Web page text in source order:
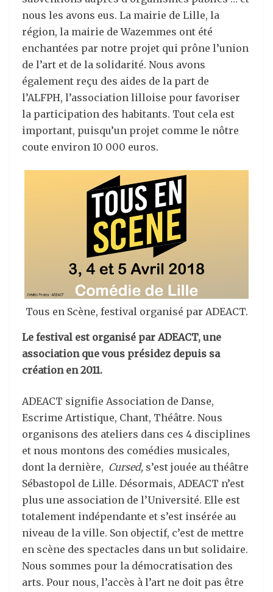
nous les avons eus. La mairie de Lille, la
région, la mairie de Wazemmes ont été
enchantées par notre projet qui prône l’union
de l’art et de la solidarité. Nous avons
également reçu des aides de la part de
l’ALFPH, l’association lilloise pour favoriser
la participation des habitants. Tout cela est
important, puisqu’un projet comme le nôtre
coute environ 10 000 euros.
Tous en Scène, festival organisé par ADEACT.
Le festival est organisé par ADEACT, une
association que vous présidez depuis sa
création en 2011.
ADEACT signifie Association de Danse,
Escrime Artistique, Chant, Théâtre. Nous
organisons des ateliers dans ces 4 disciplines
et nous montons des comédies musicales,
dont la dernière, Cursed, s’est jouée au théâtre
Sébastopol de Lille. Désormais, ADEACT n’est
plus une association de l’Université. Elle est
totalement indépendante et s’est insérée au
niveau de la ville. Son objectif, c’est de mettre
en scène des spectacles dans un but solidaire.
Nous sommes pour la démocratisation des
arts. Pour nous, l’accès à l’art ne doit pas être